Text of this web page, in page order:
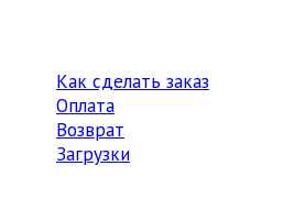
Как сделать заказ
Оплата
Возврат
Загрузки